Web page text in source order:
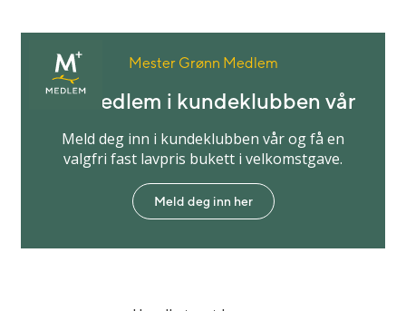
Mester Grønn Medlem
Bli medlem i kundeklubben vår
Meld deg inn i kundeklubben vår og få en
valgfri fast lavpris bukett i velkomstgave.
Meld deg inn her